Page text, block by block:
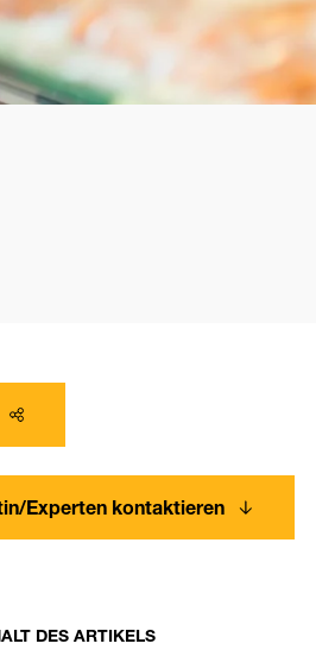
Experten kontaktieren
DES ARTIKELS